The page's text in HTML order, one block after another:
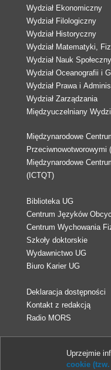
Wydział Ekonomiczny
Wydział Filologiczny
Wydział Historyczny
Wydział Matematyki,
Wydział Nauk
Wydział Oceanografii i
Wydział Prawa i
Wydział Zarządzania
Międzyuczelniany
Międzynarodowe
Przeciwnowotworowymi
Międzynarodowe
(ICTQT)
Biblioteka UG
Centrum Języków
Centrum Wychowania
Szkoły doktorskie
Wydawnictwo UG
Biuro Karier UG
Deklaracja dostępności
Kontakt z redakcją
Radio MORS
© 2013-
Uprzejmie
cookie